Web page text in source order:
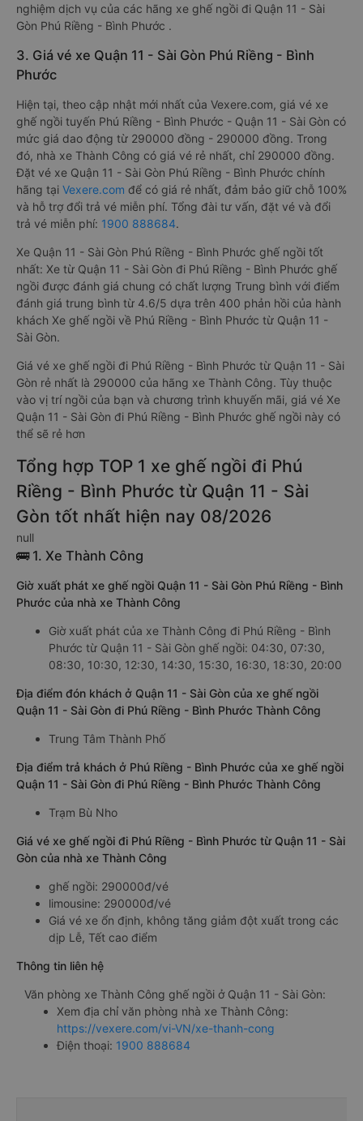
nghiệm dịch vụ của các hãng xe ghế ngồi đi Quận 11 - Sài
Gòn Phú Riềng - Bình Phước .
3. Giá vé xe Quận 11 - Sài Gòn Phú Riềng - Bình
Phước
Hiện tại, theo cập nhật mới nhất của Vexere.com, giá vé xe
ghế ngồi tuyến Phú Riềng - Bình Phước - Quận 11 - Sài Gòn có
mức giá dao động từ 290000 đồng - 290000 đồng. Trong
đó, nhà xe Thành Công có giá vé rẻ nhất, chỉ 290000 đồng.
Đặt vé xe Quận 11 - Sài Gòn Phú Riềng - Bình Phước chính
hãng tại Vexere.com để có giá rẻ nhất, đảm bảo giữ chỗ 100%
và hỗ trợ đổi trả vé miễn phí. Tổng đài tư vấn, đặt vé và đổi
trả vé miễn phí: 1900 888684.
Xe Quận 11 - Sài Gòn Phú Riềng - Bình Phước ghế ngồi tốt
nhất: Xe từ Quận 11 - Sài Gòn đi Phú Riềng - Bình Phước ghế
ngồi được đánh giá chung có chất lượng Trung bình với điểm
đánh giá trung bình từ 4.6/5 dựa trên 400 phản hồi của hành
khách Xe ghế ngồi về Phú Riềng - Bình Phước từ Quận 11 -
Sài Gòn.
Giá vé xe ghế ngồi đi Phú Riềng - Bình Phước từ Quận 11 - Sài
Gòn rẻ nhất là 290000 của hãng xe Thành Công. Tùy thuộc
vào vị trí ngồi của bạn và chương trình khuyến mãi, giá vé Xe
Quận 11 - Sài Gòn đi Phú Riềng - Bình Phước ghế ngồi này có
thể sẽ rẻ hơn
Tổng hợp TOP 1 xe ghế ngồi đi Phú
Riềng - Bình Phước từ Quận 11 - Sài
Gòn tốt nhất hiện nay 08/2026
null
🚌 1. Xe Thành Công
Giờ xuất phát xe ghế ngồi Quận 11 - Sài Gòn Phú Riềng - Bình
Phước của nhà xe Thành Công
Giờ xuất phát của xe Thành Công đi Phú Riềng - Bình
Phước từ Quận 11 - Sài Gòn ghế ngồi: 04:30, 07:30,
08:30, 10:30, 12:30, 14:30, 15:30, 16:30, 18:30, 20:00
Địa điểm đón khách ở Quận 11 - Sài Gòn của xe ghế ngồi
Quận 11 - Sài Gòn đi Phú Riềng - Bình Phước Thành Công
Trung Tâm Thành Phố
Địa điểm trả khách ở Phú Riềng - Bình Phước của xe ghế ngồi
Quận 11 - Sài Gòn đi Phú Riềng - Bình Phước Thành Công
Trạm Bù Nho
Giá vé xe ghế ngồi đi Phú Riềng - Bình Phước từ Quận 11 - Sài
Gòn của nhà xe Thành Công
ghế ngồi: 290000đ/vé
limousine: 290000đ/vé
Giá vé xe ổn định, không tăng giảm đột xuất trong các
dịp Lễ, Tết cao điểm
Thông tin liên hệ
Văn phòng xe Thành Công ghế ngồi ở Quận 11 - Sài Gòn:
Xem địa chỉ văn phòng nhà xe Thành Công:
https://vexere.com/vi-VN/xe-thanh-cong
Điện thoại: 1900 888684